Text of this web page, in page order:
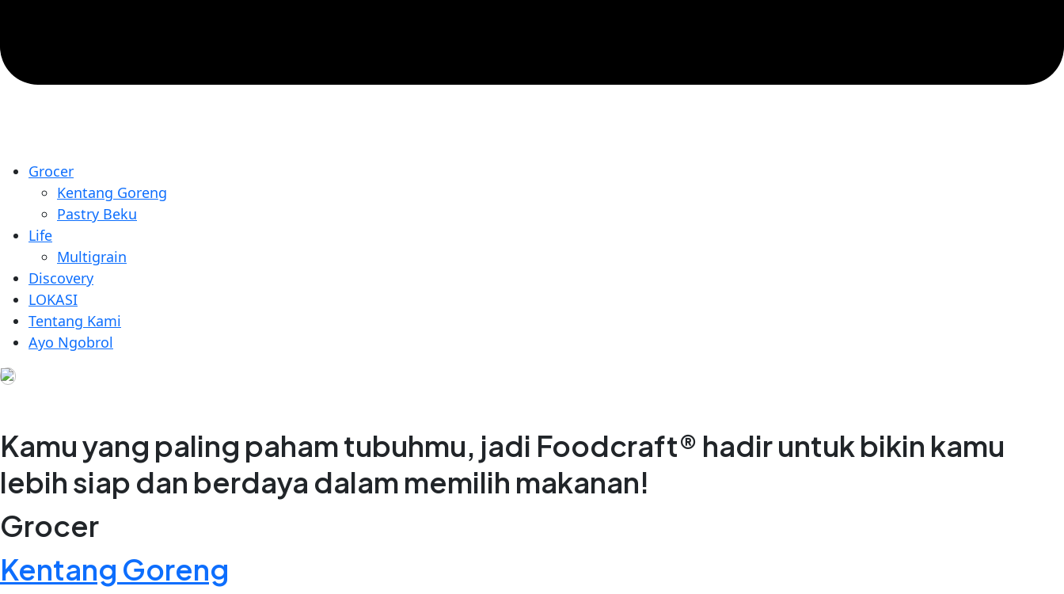
Grocer
Kentang Goreng
Pastry Beku
Life
Multigrain
Discovery
LOKASI
Tentang Kami
Ayo Ngobrol
Kamu yang paling paham tubuhmu, jadi Foodcraft® hadir untuk bikin kamu
lebih siap dan berdaya dalam memilih makanan!
Grocer
Kentang Goreng